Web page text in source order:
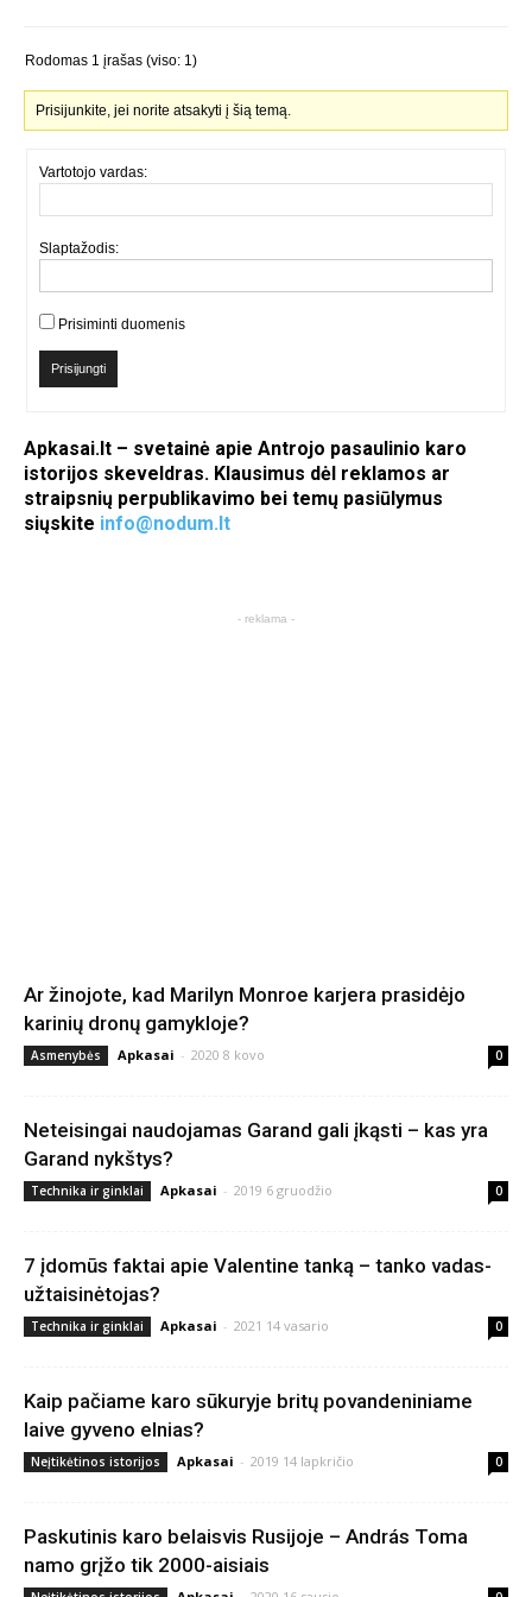
Rodomas 1 įrašas (viso: 1)
Prisijunkite, jei norite atsakyti į šią temą.
Vartotojo vardas:
Slaptažodis:
Prisiminti duomenis
Prisijungti
Apkasai.lt – svetainė apie Antrojo pasaulinio karo
istorijos skeveldras. Klausimus dėl reklamos ar
straipsnių perpublikavimo bei temų pasiūlymus
siųskite info@nodum.lt
- reklama -
Ar žinojote, kad Marilyn Monroe karjera prasidėjo
karinių dronų gamykloje?
Asmenybės Apkasai - 2020 8 kovo 0
Neteisingai naudojamas Garand gali įkąsti – kas yra
Garand nykštys?
Technika ir ginklai Apkasai - 2019 6 gruodžio 0
7 įdomūs faktai apie Valentine tanką – tanko vadas-
užtaisinėtojas?
Technika ir ginklai Apkasai - 2021 14 vasario 0
Kaip pačiame karo sūkuryje britų povandeniniame
laive gyveno elnias?
Neįtikėtinos istorijos Apkasai - 2019 14 lapkričio 0
Paskutinis karo belaisvis Rusijoje – András Toma
namo grįžo tik 2000-aisiais